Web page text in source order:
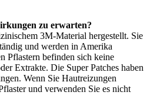
zu erwarten?
3M-Material hergestellt. Sie
und werden in Amerika
Pflastern befinden sich keine
Extrakte. Die Super Patches haben
Wenn Sie Hautreizungen
und verwenden Sie es nicht